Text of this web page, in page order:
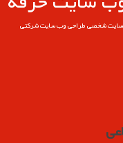
شخصیطراحی وب سایت شرکتی